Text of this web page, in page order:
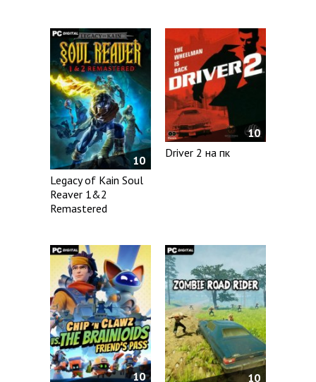
10
Legacy of Kain Soul
Reaver 1&2
Remastered
10
Driver 2 на пк
10
10